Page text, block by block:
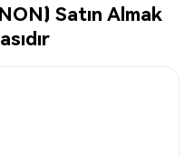
Satın Almak